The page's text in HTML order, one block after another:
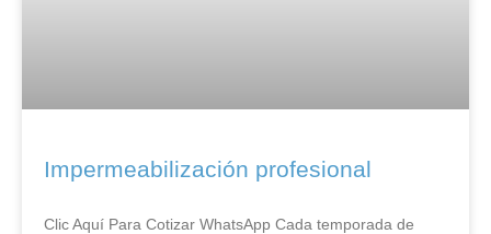
Impermeabilización profesional
Clic Aquí Para Cotizar​ WhatsApp Cada temporada de